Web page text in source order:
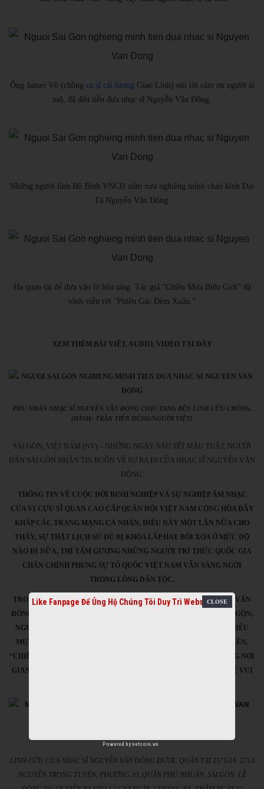
Ông James Võ (chồng ca sĩ cải lương Giao Linh) nói lời cảm ơn người ái
mộ, đã đến tiễn đưa nhạc sĩ Nguyễn Văn Đông.
Những người lính Bộ Binh VNCH năm xưa nghiêng mình chào kính Đại
Tá Nguyễn Văn Đông.
Hạ quan tài để đưa vào lò hỏa táng. Tác giả “Chiều Mưa Biên Giới” đã
vĩnh viễn rời “Phiên Gác Đêm Xuân.”
XEM THÊM BÀI VIẾT, AUDIO, VIDEO TẠI ĐÂY
PHU NHÂN NHẠC SĨ NGUYỄN VĂN ĐÔNG CHỊU TANG BÊN LINH CỮU CHỒNG.
(HÌNH: TRẦN TIẾN DŨNG/NGƯỜI VIỆT)
SÀI GÒN, VIỆT NAM (NV) – NHỮNG NGÀY SAU TẾT MẬU TUẤT, NGƯỜI
DÂN SÀI GÒN NHẬN TIN BUỒN VỀ SỰ RA ĐI CỦA NHẠC SĨ NGUYỄN VĂN
ĐÔNG.
THÔNG TIN VỀ CUỘC ĐỜI BINH NGHIỆP VÀ SỰ NGHIỆP ÂM NHẠC
CỦA VỊ CỰU SĨ QUAN CAO CẤP QUÂN ĐỘI VIỆT NAM CỘNG HÒA ĐẦY
KHẮP CÁC TRANG MẠNG CÁ NHÂN. ĐIỀU NÀY MỘT LẦN NỮA CHO
THẤY, SỰ THẬT LỊCH SỬ DÙ BỊ KHỎA LẤP HAY BÔI XÓA Ở MỨC ĐỘ
NÀO ĐI NỮA, THÌ TẤM GƯƠNG NHỮNG NGƯỜI TRÍ THỨC QUỐC GIA
CHÂN CHÍNH PHỤNG SỰ TỔ QUỐC VIỆT NAM VẪN SÁNG NGỜI
TRONG LÒNG DÂN TỘC.
TRONG KHÔNG GIAN GIẢN DỊ CỦA TANG LỄ NHẠC SĨ NGUYỄN VĂN
ĐÔNG TRÊN ĐƯỜNG NGUYỄN TRỌNG TUYỂN, PHÚ NHUẬN, SÀI GÒN;
NGƯỜI ĐẾN VIẾNG KHÔNG KHỎI XÚC ĐỘNG VÀ CA TỪ BÀI CHIỀU
MƯA BIÊN GIỚI CỦA NHẠC SĨ NGUYỄN VĂN ĐÔNG LẠI VANG LÊN.
“CHIỀU MƯA BIÊN GIỚI ANH ĐI VỀ ĐÂU? SAO CÒN ĐỨNG NGÓNG NƠI
GIANG ĐẦU. KÌA RỪNG CHIỀU ÂM U RÉT MƯỚT. CHỜ NGƯỜI VỀ VUI
LINH CỮU CỦA NHẠC SĨ NGUYỄN VĂN ĐÔNG ĐƯỢC QUÀN TẠI TƯ GIA: 271A
NGUYỄN TRỌNG TUYỂN, PHƯỜNG 10, QUẬN PHÚ NHUẬN, SÀI GÒN. LỄ
Like Fanpage Để Ủng Hộ Chúng Tôi Duy Trì Website
Powered bynetcore.vn